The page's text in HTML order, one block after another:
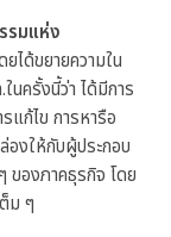
รมแห่ง
ได้ขยายความใน
นครั้งนี้ว่า ได้มีการ
แก้ไข การหารือ
องให้กับผู้ประกอบ
ของภาคธุรกิจ โดย
ม ๆ